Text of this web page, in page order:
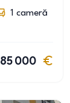
1 cameră
85 000